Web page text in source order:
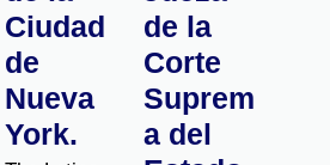
Ciudad
de
Nueva
York.
de la
Corte
Suprem
a del